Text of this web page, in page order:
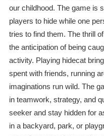
our childhood. The game is
players to hide while one
tries to find them. The thrill
the anticipation of being
activity. Playing hidecat
spent with friends, running
imaginations run wild. The
in teamwork, strategy, and
seeker and stay hidden for
in a backyard, park, or